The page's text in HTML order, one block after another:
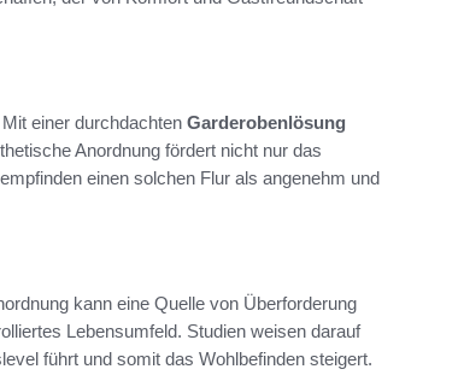
einer durchdachten Garderobenlösung
Anordnung fördert nicht nur das
einen solchen Flur als angenehm und
kann eine Quelle von Überforderung
Lebensumfeld. Studien weisen darauf
führt und somit das Wohlbefinden steigert.